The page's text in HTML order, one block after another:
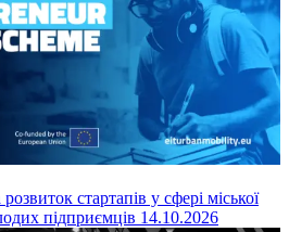
стартапів у сфері міської
підприємців 14.10.2026